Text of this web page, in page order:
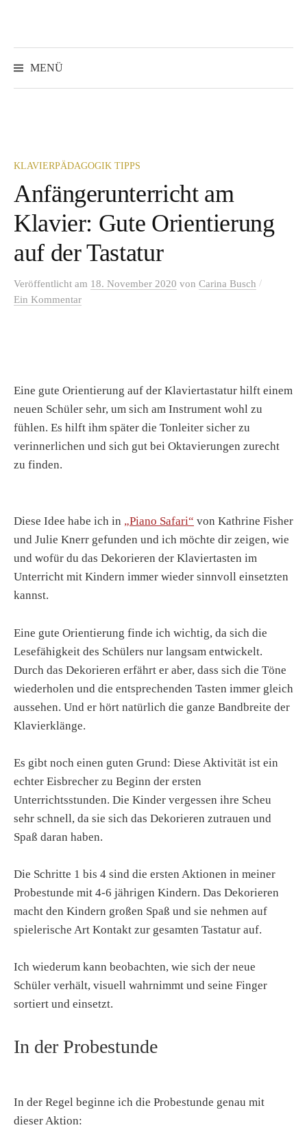
Inhalt
MENÜ
KLAVIERPÄDAGOGIK TIPPS
Anfängerunterricht am
Klavier: Gute Orientierung
auf der Tastatur
Veröffentlicht am 18. November 2020 von Carina Busch /
Ein Kommentar
Eine gute Orientierung auf der Klaviertastatur hilft einem
neuen Schüler sehr, um sich am Instrument wohl zu
fühlen. Es hilft ihm später die Tonleiter sicher zu
verinnerlichen und sich gut bei Oktavierungen zurecht
zu finden.
Diese Idee habe ich in „Piano Safari“ von Kathrine Fisher
und Julie Knerr gefunden und ich möchte dir zeigen, wie
und wofür du das Dekorieren der Klaviertasten im
Unterricht mit Kindern immer wieder sinnvoll einsetzten
kannst.
Eine gute Orientierung finde ich wichtig, da sich die
Lesefähigkeit des Schülers nur langsam entwickelt.
Durch das Dekorieren erfährt er aber, dass sich die Töne
wiederholen und die entsprechenden Tasten immer gleich
aussehen. Und er hört natürlich die ganze Bandbreite der
Klavierklänge.
Es gibt noch einen guten Grund: Diese Aktivität ist ein
echter Eisbrecher zu Beginn der ersten
Unterrichtsstunden. Die Kinder vergessen ihre Scheu
sehr schnell, da sie sich das Dekorieren zutrauen und
Spaß daran haben.
Die Schritte 1 bis 4 sind die ersten Aktionen in meiner
Probestunde mit 4-6 jährigen Kindern. Das Dekorieren
macht den Kindern großen Spaß und sie nehmen auf
spielerische Art Kontakt zur gesamten Tastatur auf.
Ich wiederum kann beobachten, wie sich der neue
Schüler verhält, visuell wahrnimmt und seine Finger
sortiert und einsetzt.
In der Probestunde
In der Regel beginne ich die Probestunde genau mit
dieser Aktion: